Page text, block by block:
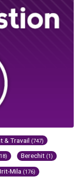
& Travail (747)
Berechit (1)
Mila (176)